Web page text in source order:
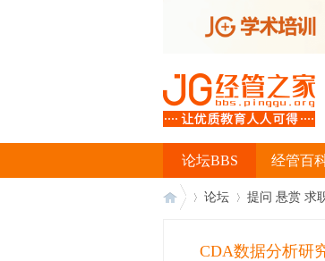
经管百
论坛BBS
论坛 提问 悬赏 求
CDA数据分析研